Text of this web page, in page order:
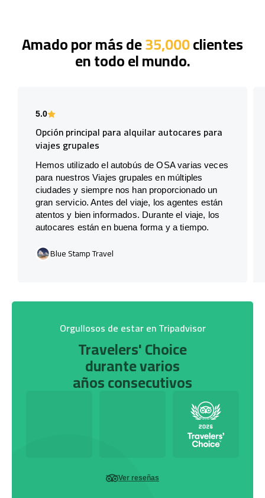
Amado por más de35,000clientes
en todo el mundo.
5.0
Opción principal para alquilar autocares para
viajes grupales
Hemos utilizado el autobús de OSA varias veces
para nuestros Viajes grupales en múltiples
ciudades y siempre nos han proporcionado un
gran servicio. Antes del viaje, los agentes están
atentos y bien informados. Durante el viaje, los
autocares están en buena forma y a tiempo.
Blue Stamp Travel
Orgullosos de estar en Tripadvisor
Travelers' Choice
durante varios
años consecutivos
Ver reseñas